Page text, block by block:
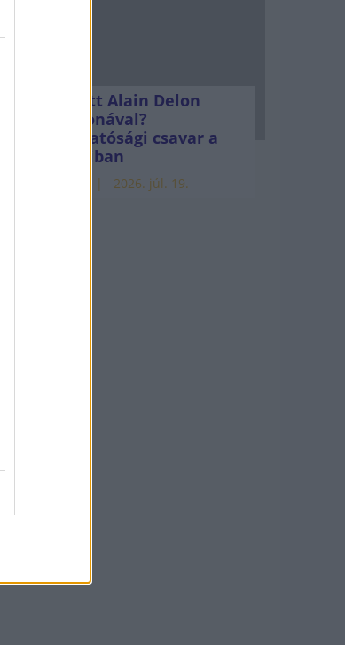
Mi lett Alain Delon
vagyonával?
Adóhatósági csavar a
sztoriban
2026. júl. 19.